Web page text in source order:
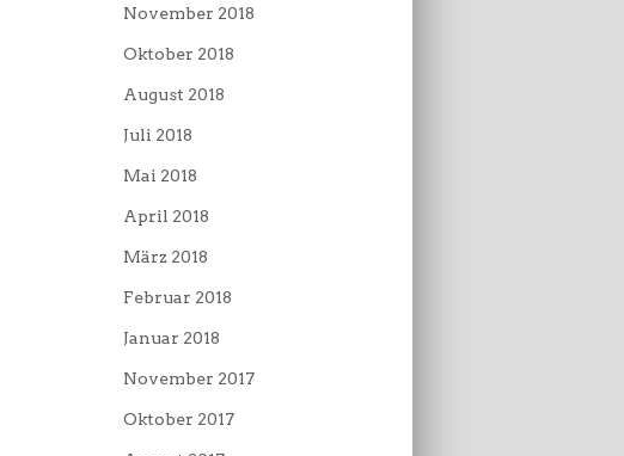
November 2018
Oktober 2018
August 2018
Juli 2018
Mai 2018
April 2018
März 2018
Februar 2018
Januar 2018
November 2017
Oktober 2017